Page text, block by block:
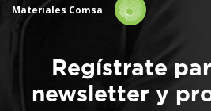
Materiales Comsa
Regístrate
newsletter y